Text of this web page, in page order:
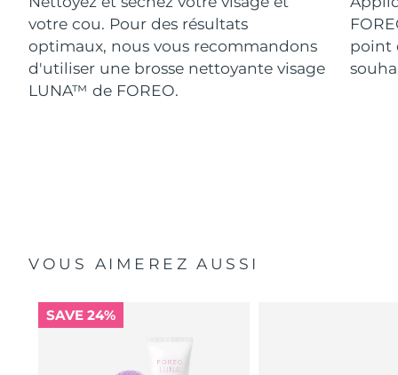
votre cou. Pour des résultats
optimaux, nous vous recommandons
d'utiliser une brosse nettoyante visage
LUNA™ de FOREO.
point
VOUS AIMEREZ AUSSI
SAVE 24%